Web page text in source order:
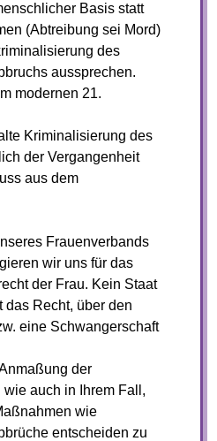
Basis statt
(Abtreibung sei Mord)
des
aussprechen.
modernen 21.
Kriminalisierung des
der Vergangenheit
aus dem
Frauenverbands
wir uns für das
der Frau. Kein Staat
das Recht, über den
eine Schwangerschaft
der
auch in Ihrem Fall,
wie
entscheiden zu